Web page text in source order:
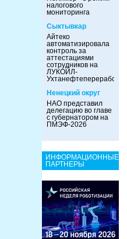
налогового
мониторинга
Сыктывкар
Айтеко
автоматизировала
контроль за
аттестациями
сотрудников на
ЛУКОЙЛ-
Ухтанефтепереработка
Ненецкий округ
НАО представил
делегацию во главе
с губернатором на
ПМЭФ-2026
ИНФОРМАЦИОННЫЕ
ПАРТНЕРЫ